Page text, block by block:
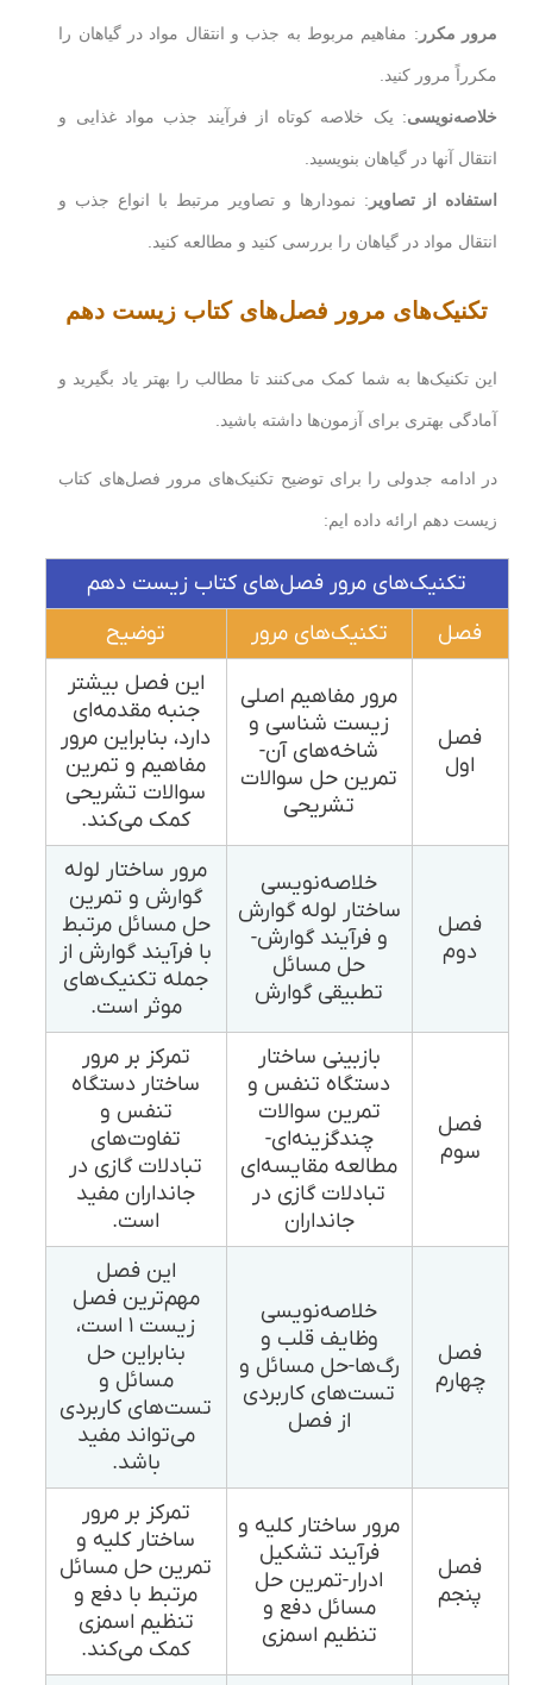
مرور مکرر : مفاهیم مربوط به جذب و انتقال مواد در گیاهان را
مکرراً مرور کنید.
خلاصه‌نویسی: یک خلاصه کوتاه از فرآیند جذب مواد غذایی و
انتقال آنها در گیاهان بنویسید.
استفاده از تصاویر : نمودارها و تصاویر مرتبط با انواع جذب و
انتقال مواد در گیاهان را بررسی کنید و مطالعه کنید.
تکنیک‌های مرور فصل‌های کتاب زیست دهم
این تکنیک‌ها به شما کمک می‌کنند تا مطالب را بهتر یاد بگیرید و
آمادگی بهتری برای آزمون‌ها داشته باشید.
در ادامه جدولی را برای توضیح تکنیک‌های مرور فصل‌های کتاب
زیست دهم ارائه داده ایم:
تکنیک‌های مرور فصل‌های کتاب زیست دهم
فصل
تکنیک‌های مرور توضیح
فصل
اول
مرور مفاهیم اصلی
زیست شناسی و
شاخه‌های آن-
تمرین حل سوالات
تشریحی
این فصل بیشتر
جنبه مقدمه‌ای
دارد، بنابراین مرور
مفاهیم و تمرین
سوالات تشریحی
کمک می‌کند.
فصل
دوم
خلاصه‌نویسی
ساختار لوله گوارش
و فرآیند گوارش-
حل مسائل
تطبیقی گوارش
مرور ساختار لوله
گوارش و تمرین
حل مسائل مرتبط
با فرآیند گوارش از
جمله تکنیک‌های
موثر است.
فصل
سوم
بازبینی ساختار
دستگاه تنفس و
تمرین سوالات
چندگزینه‌ای-
مطالعه مقایسه‌ای
تبادلات گازی در
جانداران
تمرکز بر مرور
ساختار دستگاه
تنفس و
تفاوت‌های
تبادلات گازی در
جانداران مفید
است.
فصل
چهارم
خلاصه‌نویسی
وظایف قلب و
رگ‌ها-حل مسائل و
تست‌های کاربردی
از فصل
این فصل
مهم‌ترین فصل
زیست ۱ است،
بنابراین حل
مسائل و
تست‌های کاربردی
می‌تواند مفید
باشد.
فصل
پنجم
مرور ساختار کلیه و
فرآیند تشکیل
ادرار-تمرین حل
مسائل دفع و
تنظیم اسمزی
تمرکز بر مرور
ساختار کلیه و
تمرین حل مسائل
مرتبط با دفع و
تنظیم اسمزی
کمک می‌کند.